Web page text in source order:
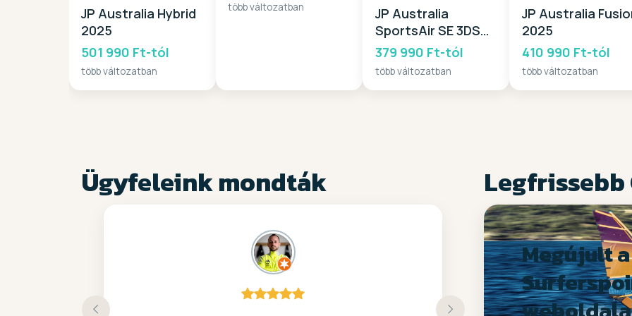
JP Australia Hybrid
2025
501 990 Ft-tól
több változatban
több változatban
JP Australia
SportsAir SE 3DS
12,6 2025
379 990 Ft-tól
több változatban
JP Australia
2025
410 990 Ft-tól
több változatban
Ügyfeleink mondták
Megújult a